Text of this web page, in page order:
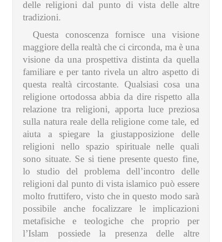
delle religioni dal punto di vista delle altre
tradizioni.
Questa conoscenza fornisce una visione
maggiore della realtà che ci circonda, ma è una
visione da una prospettiva distinta da quella
familiare e per tanto rivela un altro aspetto di
questa realtà circostante. Qualsiasi cosa una
religione ortodossa abbia da dire rispetto alla
relazione tra religioni, apporta luce preziosa
sulla natura reale della religione come tale, ed
aiuta a spiegare la giustapposizione delle
religioni nello spazio spirituale nelle quali
sono situate. Se si tiene presente questo fine,
lo studio del problema dell’incontro delle
religioni dal punto di vista islamico può essere
molto fruttifero, visto che in questo modo sarà
possibile anche focalizzare le implicazioni
metafisiche e teologiche che proprio per
l’Islam possiede la presenza delle altre